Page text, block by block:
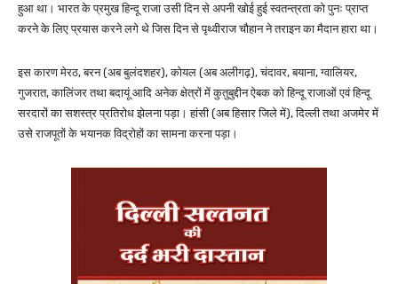
हुआ था। भारत के प्रमुख हिन्दू राजा उसी दिन से अपनी खोई हुई स्वतन्त्रता को पुनः प्राप्त
करने के लिए प्रयास करने लगे थे जिस दिन से पृथ्वीराज चौहान ने तराइन का मैदान हारा था।
इस कारण मेरठ, बरन (अब बुलंदशहर), कोयल (अब अलीगढ़), चंदावर, बयाना, ग्वालियर,
गुजरात, कालिंजर तथा बदायूं आदि अनेक क्षेत्रों में कुतुबुद्दीन ऐबक को हिन्दू राजाओं एवं हिन्दू
सरदारों का सशस्त्र प्रतिरोध झेलना पड़ा। हांसी (अब हिसार जिले में), दिल्ली तथा अजमेर में
उसे राजपूतों के भयानक विद्रोहों का सामना करना पड़ा।